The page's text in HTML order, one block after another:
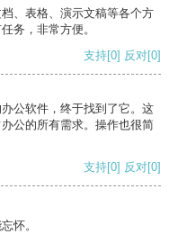
、表格、演示文稿等各个方
务，非常方便。
支持[0] 反对[0]
公软件，终于找到了它。这
公的所有需求。操作也很简
支持[0] 反对[0]
怀。